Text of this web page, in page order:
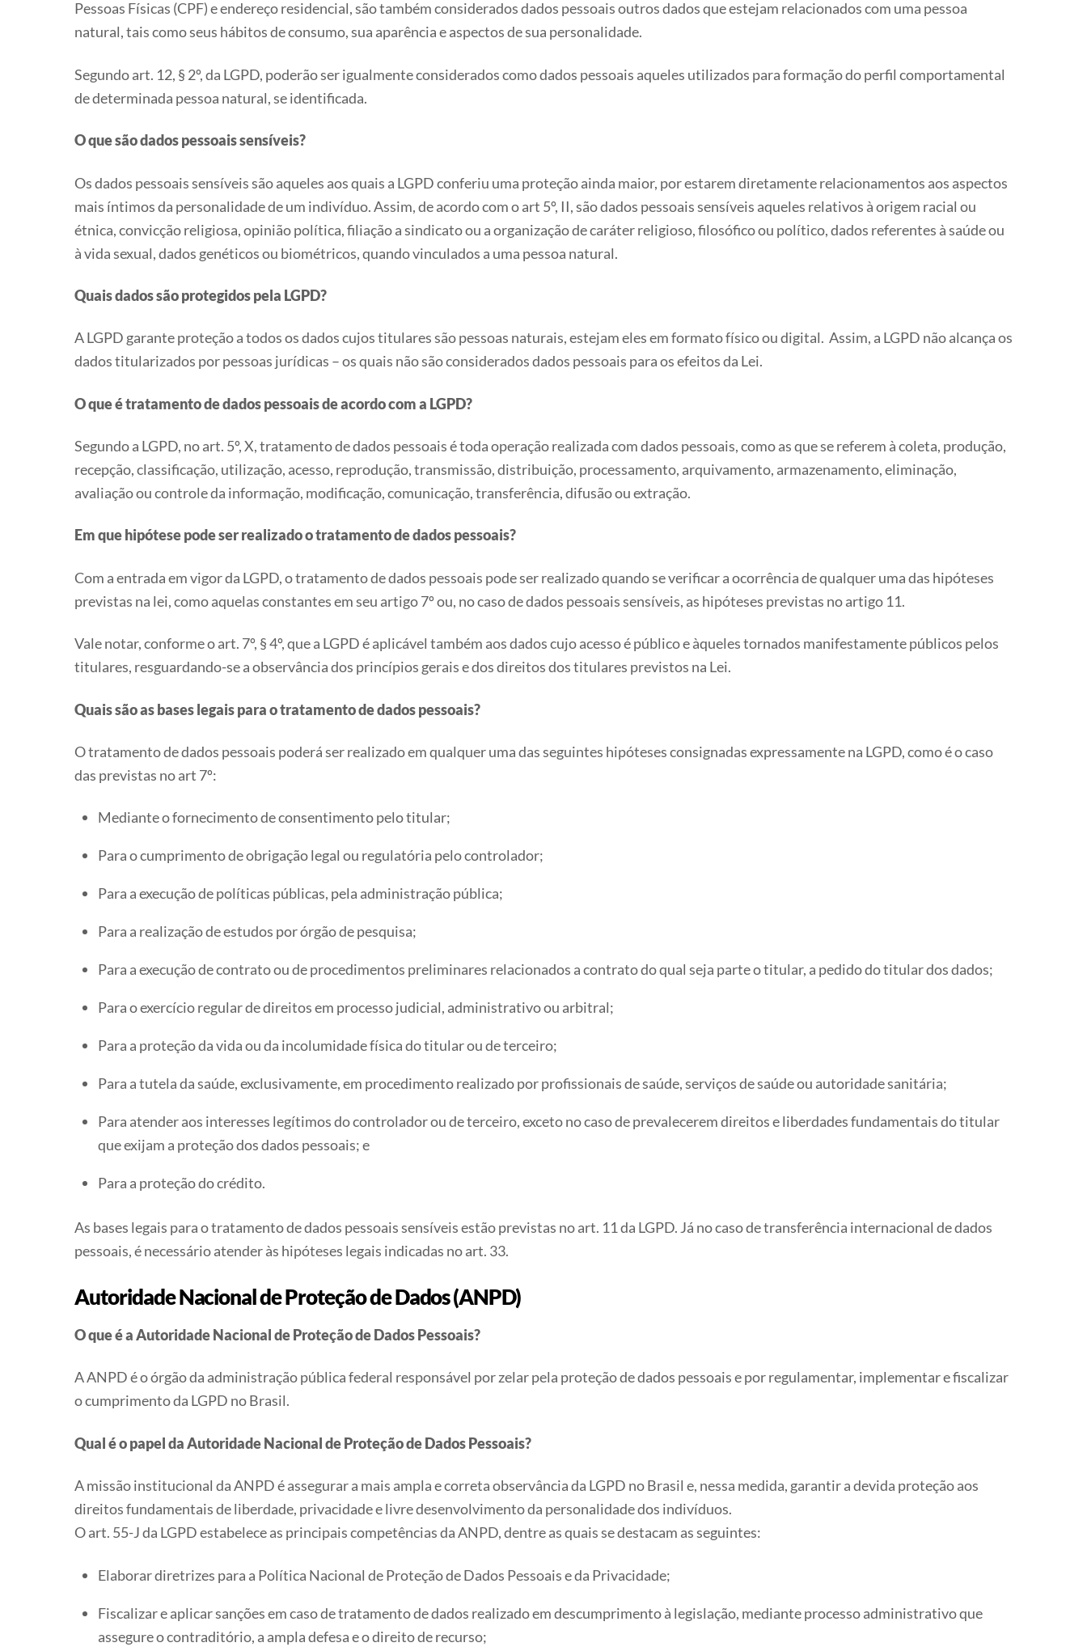
Pessoas Físicas (CPF) e endereço residencial, são também considerados dados pessoais outros dados que estejam relacionados com uma pessoa
natural, tais como seus hábitos de consumo, sua aparência e aspectos de sua personalidade.
Segundo art. 12, § 2º, da LGPD, poderão ser igualmente considerados como dados pessoais aqueles utilizados para formação do perfil comportamental
de determinada pessoa natural, se identificada.
O que são dados pessoais sensíveis?
Os dados pessoais sensíveis são aqueles aos quais a LGPD conferiu uma proteção ainda maior, por estarem diretamente relacionamentos aos aspectos
mais íntimos da personalidade de um indivíduo. Assim, de acordo com o art 5º, II, são dados pessoais sensíveis aqueles relativos à origem racial ou
étnica, convicção religiosa, opinião política, filiação a sindicato ou a organização de caráter religioso, filosófico ou político, dados referentes à saúde ou
à vida sexual, dados genéticos ou biométricos, quando vinculados a uma pessoa natural.
Quais dados são protegidos pela LGPD?
A LGPD garante proteção a todos os dados cujos titulares são pessoas naturais, estejam eles em formato físico ou digital. Assim, a LGPD não alcança os
dados titularizados por pessoas jurídicas – os quais não são considerados dados pessoais para os efeitos da Lei.
O que é tratamento de dados pessoais de acordo com a LGPD?
Segundo a LGPD, no art. 5º, X, tratamento de dados pessoais é toda operação realizada com dados pessoais, como as que se referem à coleta, produção,
recepção, classificação, utilização, acesso, reprodução, transmissão, distribuição, processamento, arquivamento, armazenamento, eliminação,
avaliação ou controle da informação, modificação, comunicação, transferência, difusão ou extração.
Em que hipótese pode ser realizado o tratamento de dados pessoais?
Com a entrada em vigor da LGPD, o tratamento de dados pessoais pode ser realizado quando se verificar a ocorrência de qualquer uma das hipóteses
previstas na lei, como aquelas constantes em seu artigo 7º ou, no caso de dados pessoais sensíveis, as hipóteses previstas no artigo 11.
Vale notar, conforme o art. 7º, § 4º, que a LGPD é aplicável também aos dados cujo acesso é público e àqueles tornados manifestamente públicos pelos
titulares, resguardando-se a observância dos princípios gerais e dos direitos dos titulares previstos na Lei.
Quais são as bases legais para o tratamento de dados pessoais?
O tratamento de dados pessoais poderá ser realizado em qualquer uma das seguintes hipóteses consignadas expressamente na LGPD, como é o caso
das previstas no art 7º:
Mediante o fornecimento de consentimento pelo titular;
Para o cumprimento de obrigação legal ou regulatória pelo controlador;
Para a execução de políticas públicas, pela administração pública;
Para a realização de estudos por órgão de pesquisa;
Para a execução de contrato ou de procedimentos preliminares relacionados a contrato do qual seja parte o titular, a pedido do titular dos dados;
Para o exercício regular de direitos em processo judicial, administrativo ou arbitral;
Para a proteção da vida ou da incolumidade física do titular ou de terceiro;
Para a tutela da saúde, exclusivamente, em procedimento realizado por profissionais de saúde, serviços de saúde ou autoridade sanitária;
Para atender aos interesses legítimos do controlador ou de terceiro, exceto no caso de prevalecerem direitos e liberdades fundamentais do titular
que exijam a proteção dos dados pessoais; e
Para a proteção do crédito.
As bases legais para o tratamento de dados pessoais sensíveis estão previstas no art. 11 da LGPD. Já no caso de transferência internacional de dados
pessoais, é necessário atender às hipóteses legais indicadas no art. 33.
Autoridade Nacional de Proteção de Dados (ANPD)
O que é a Autoridade Nacional de Proteção de Dados Pessoais?
A ANPD é o órgão da administração pública federal responsável por zelar pela proteção de dados pessoais e por regulamentar, implementar e fiscalizar
o cumprimento da LGPD no Brasil.
Qual é o papel da Autoridade Nacional de Proteção de Dados Pessoais?
A missão institucional da ANPD é assegurar a mais ampla e correta observância da LGPD no Brasil e, nessa medida, garantir a devida proteção aos
direitos fundamentais de liberdade, privacidade e livre desenvolvimento da personalidade dos indivíduos.
O art. 55-J da LGPD estabelece as principais competências da ANPD, dentre as quais se destacam as seguintes:
Elaborar diretrizes para a Política Nacional de Proteção de Dados Pessoais e da Privacidade;
Fiscalizar e aplicar sanções em caso de tratamento de dados realizado em descumprimento à legislação, mediante processo administrativo que
assegure o contraditório, a ampla defesa e o direito de recurso;